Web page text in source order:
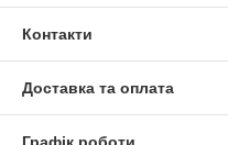
Контакти
Доставка та оплата